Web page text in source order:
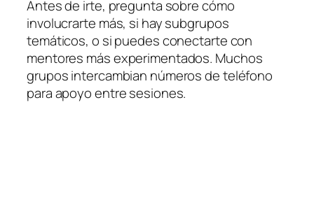
Antes de irte, pregunta sobre cómo
involucrarte más, si hay subgrupos
temáticos, o si puedes conectarte con
mentores más experimentados. Muchos
grupos intercambian números de teléfono
para apoyo entre sesiones.